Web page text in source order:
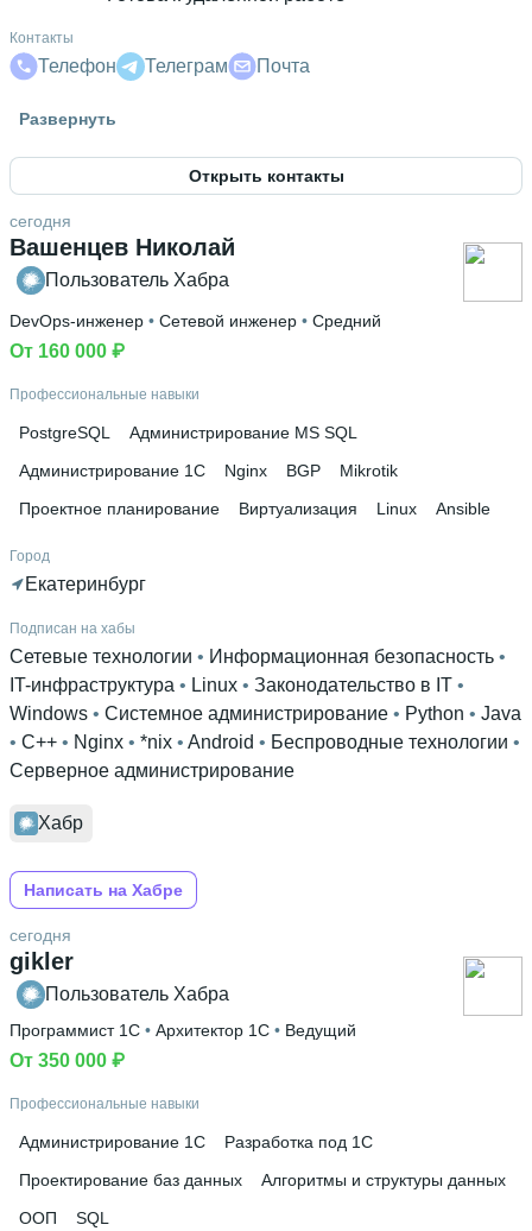
Контакты
Телефон Телеграм Почта
Высшее образование
ОГИС • Экономический •
Дополнительное образование
Школа БИТ •
и аудиторов России,
Развернуть
Открыть контакты
Вашенцев Николай
сегодня
Пользователь Хабра
DevOps-инженер • Сетевой инженер • Средний
От 160 000 ₽
Профессиональные навыки
PostgreSQL
Администрирование MS SQL
Администрирование 1С
Nginx BGP
Mikrotik
Проектное планирование
Виртуализация Linux Ansible
Город
Екатеринбург
Подписан на хабы
Сетевые технологии • Информационная безопасность
IT-инфраструктура • Linux • Законодательство в IT
Windows • Системное администрирование • Python • Java
• C++ • Nginx • *nix • Android • Беспроводные технологии
Серверное администрирование
Хабр
Написать на Хабре
gikler
сегодня
Пользователь Хабра
Программист 1С • Архитектор 1С • Ведущий
От 350 000 ₽
Профессиональные навыки
Администрирование 1С
Разработка под 1С
Проектирование баз данных
Алгоритмы и структуры данных
ООП
SQL